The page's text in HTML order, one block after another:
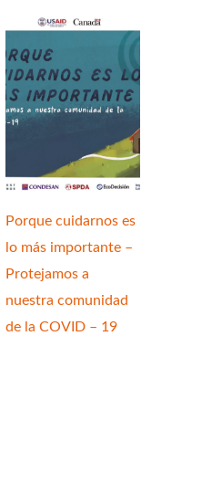
Porque cuidarnos es
lo más importante –
Protejamos a
nuestra comunidad
de la COVID – 19